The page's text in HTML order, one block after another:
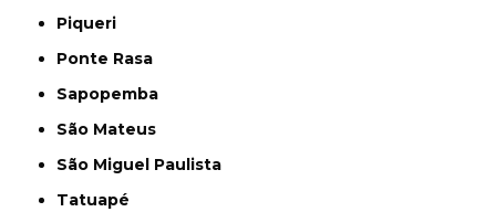
Piqueri
Ponte Rasa
Sapopemba
São Mateus
São Miguel Paulista
Tatuapé